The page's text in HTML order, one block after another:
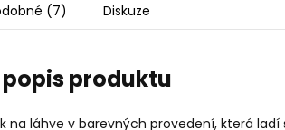
(7) Diskuze
produktu
na láhve v barevných provedení, která ladí